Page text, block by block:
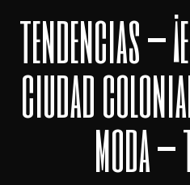
tendencias –
ciudad
moda